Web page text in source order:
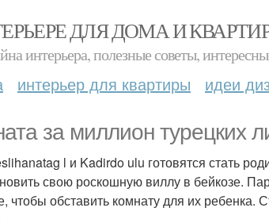
ДЛЯ ДОМА И
интерьера, полезные советы,
интерьер для квартиры идеи
за миллион турецких
l и Kadirdo ulu готовятся стать
свою роскошную виллу в бейкозе.
чтобы обставить комнату для их ребенка.